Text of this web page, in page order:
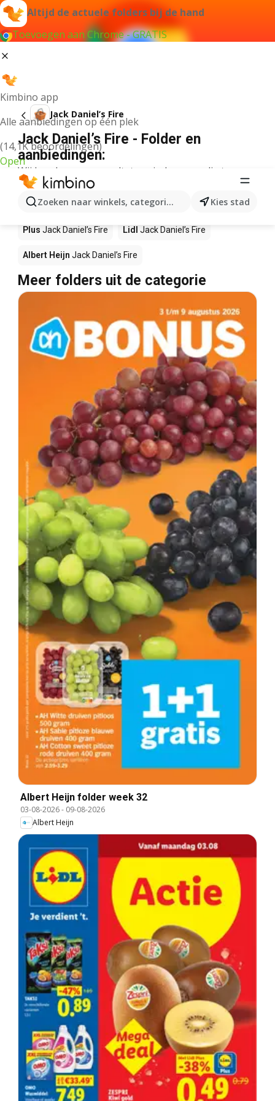
Altijd de actuele folders bij de hand
Toevoegen aan Chrome - GRATIS
Kimbino app
Alle aanbiedingen op één plek
(14,1K beoordelingen)
Open
Zoeken naar winkels, categorieën, producten...
Kies stad
Jack Daniel’s Fire
Jack Daniel’s Fire - Folder en
aanbiedingen:
Wij konden geen resultaten vinden voor die term.
Jack Daniel’s Fire in actie – Waar te
koop?
Plus Jack Daniel’s Fire Lidl Jack Daniel’s Fire
Albert Heijn Jack Daniel’s Fire
Meer folders uit de categorie
Albert Heijn folder week 32
03-08-2026- 09-08-2026
Albert Heijn